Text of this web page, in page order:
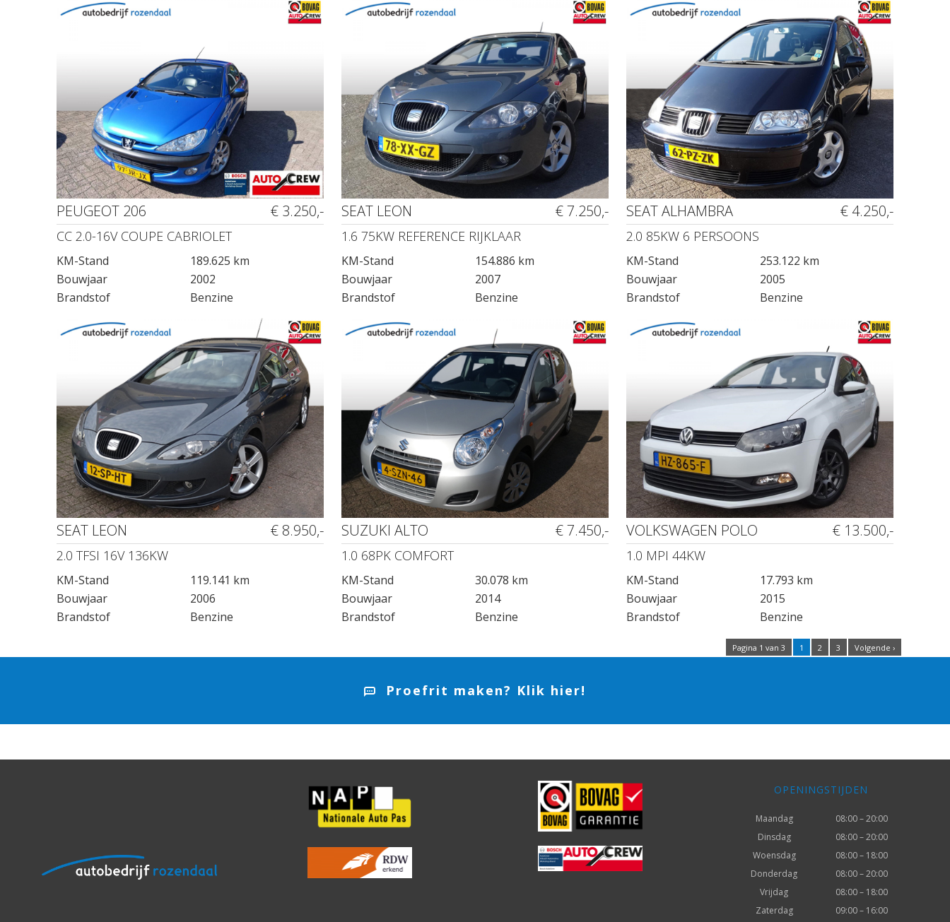
PEUGEOT 206 € 3.250,-
CC 2.0-16V COUPE CABRIOLET
KM-Stand
189.625 km
Bouwjaar
2002
Brandstof
Benzine
SEAT LEON € 7.250,-
1.6 75KW REFERENCE RIJKLAAR
KM-Stand
154.886 km
Bouwjaar
2007
Brandstof
Benzine
SEAT ALHAMBRA € 4.250,-
2.0 85KW 6 PERSOONS
KM-Stand
253.122 km
Bouwjaar
2005
Brandstof
Benzine
SEAT LEON € 8.950,-
2.0 TFSI 16V 136KW
KM-Stand
119.141 km
Bouwjaar
2006
Brandstof
Benzine
SUZUKI ALTO € 7.450,-
1.0 68PK COMFORT
KM-Stand
30.078 km
Bouwjaar
2014
Brandstof
Benzine
VOLKSWAGEN POLO € 13.500,-
1.0 MPI 44KW
KM-Stand
17.793 km
Bouwjaar
2015
Brandstof
Benzine
Pagina 1 van 3 1 2 3 Volgende ›
Proefrit maken? Klik hier!
OPENINGSTIJDEN
Maandag
08:00 – 20:00
Dinsdag
08:00 – 20:00
Woensdag
08:00 – 18:00
Donderdag
08:00 – 20:00
Vrijdag
08:00 – 18:00
Zaterdag
09:00 – 16:00